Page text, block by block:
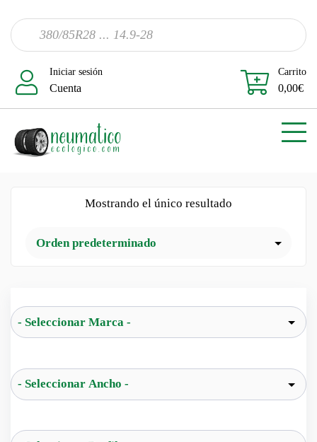
Iniciar sesión
Cuenta
Carrito
0,00€
Mostrando el único resultado